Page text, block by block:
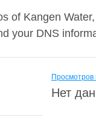
of Kangen
your DNS
Просмотров
Нет